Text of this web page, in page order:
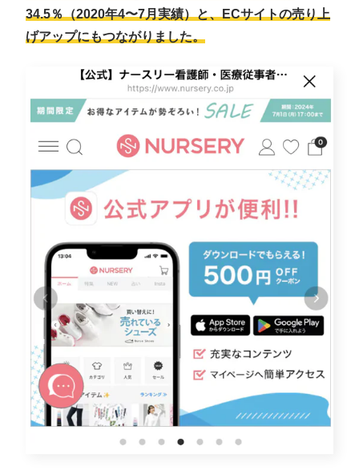
34.5％（2020年4〜7月実績）と、ECサイトの売り上
げアップにもつながりました。